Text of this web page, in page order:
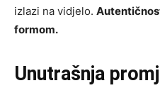
izlazi na vidjelo.
formom.
Unutrašnja